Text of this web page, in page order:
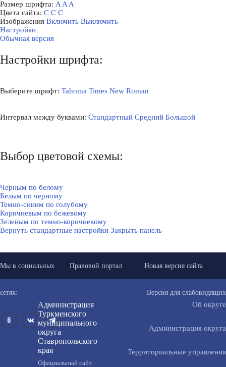
Размер шрифта: A A A
Цвета сайта: С С С
Изображения Включить Выключить
Настройки
Обычная версия
Настройки шрифта:
Выберите шрифт: Tahoma Times New Roman
Интервал между буквами: Стандартный Средний Большой
Выбор цветовой схемы:
Черным по белому
Белым по черному
Темно-синим по голубому
Коричневым по бежевому
Зеленым по темно-коричневому
Вернуть стандартные настройки Закрыть панель
Мы в социальных
сетях:
Правовой портал Новая версия сайта
Версия для слабовидящих
Администрация
Туркменского
муниципального
округа
Ставропольского
края
Официальный сайт
Об округе
Администрация округа
Территориальные управления